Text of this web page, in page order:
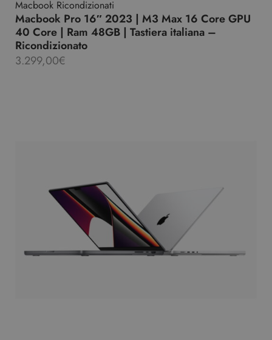
Macbook Ricondizionati
Macbook Pro 16″ 2023 | M3 Max 16 Core GPU
40 Core | Ram 48GB | Tastiera italiana –
Ricondizionato
3.299,00€